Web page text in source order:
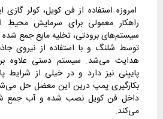
امروزه استفاده از فن کویل، کولر
راهکار معمولی برای سرمایش
سیستم‌های برودتی، تخلیه مایع جمع
توسط شلنگ و با استفاده از نیروی
هدایت می‌شد. سیستم دستی علاوه بر
پایینی نیز دارد و در خیلی از شرایط
داخل فن کویل نصب شده و آب جمع
می‌کند.